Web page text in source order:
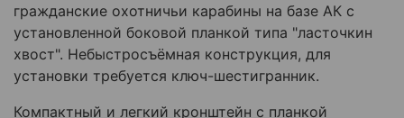
гражданские охотничьи карабины на базе АК с
установленной боковой планкой типа "ласточкин
хвост". Небыстросъёмная конструкция, для
установки требуется ключ-шестигранник.
Компактный и легкий кронштейн с планкой